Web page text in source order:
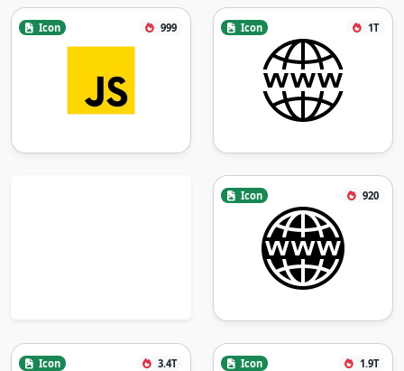
Icon 999 Icon 1T
Icon 920
Icon 3.4T Icon 1.9T